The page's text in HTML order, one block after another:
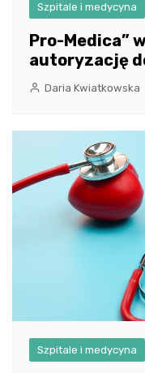
Szpitale i medycyna
Pro-Medica”
autoryzację
Daria Kwiatkowska
Szpitale i medycyna